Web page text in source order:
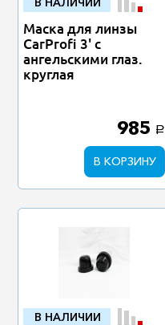
Маска для линзы
CarProfi 3' с
ангельскими глаз.
круглая
985 a
В КОРЗИНУ
В НАЛИЧИИ